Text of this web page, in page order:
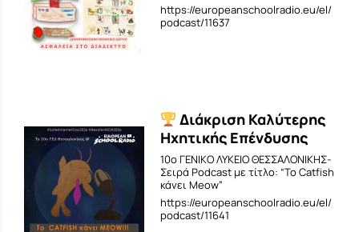
https://europeanschoolradio.eu/el/
podcast/11637
Διάκριση Καλύτερης
Ηχητικής Επένδυσης
10ο ΓΕΝΙΚΟ ΛΥΚΕΙΟ ΘΕΣΣΑΛΟΝΙΚΗΣ-
Σειρά Podcast με τίτλο: “Το Catfish
κάνει Meow”
https://europeanschoolradio.eu/el/
podcast/11641